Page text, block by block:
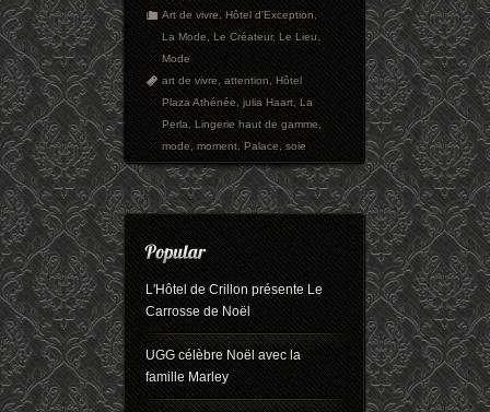
Art de vivre,Hôtel d'Exception,
La Mode,Le Créateur,Le Lieu,
Mode
art de vivre,attention,Hôtel
Plaza Athénée,julia Haart,La
Perla,Lingerie haut de gamme,
mode,moment,Palace,soie
L'Hôtel de Crillon présente Le
Carrosse de Noël
UGG célèbre Noël avec la
famille Marley